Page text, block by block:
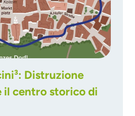
Distruzione
il centro storico di